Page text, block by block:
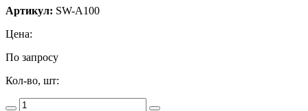
Артикул: SW-А100
Цена:
По запросу
Кол-во, шт: